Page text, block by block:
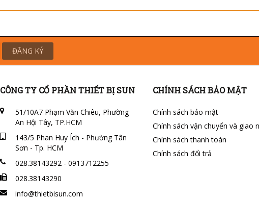
ĐĂNG KÝ
CÔNG TY CỔ PHẦN THIẾT BỊ SUN
51/10A7 Phạm Văn Chiêu, Phường
An Hội Tây, TP.HCM
143/5 Phan Huy Ích - Phường Tân
Sơn - Tp. HCM
028.38143292 - 0913712255
028.38143290
info@thietbisun.com
CHÍNH SÁCH BẢO MẬT
Chính sách bảo mật
Chính sách vận chuyển và giao
Chính sách thanh toán
Chính sách đổi trả